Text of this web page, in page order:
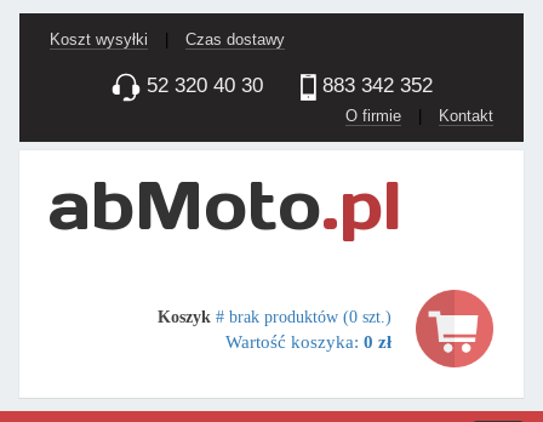
Koszt wysyłki Czas dostawy
52 320 40 30 883 342 352
O firmie | Kontakt
Koszyk # brak produktów (0 szt.)
Wartość koszyka: 0 zł